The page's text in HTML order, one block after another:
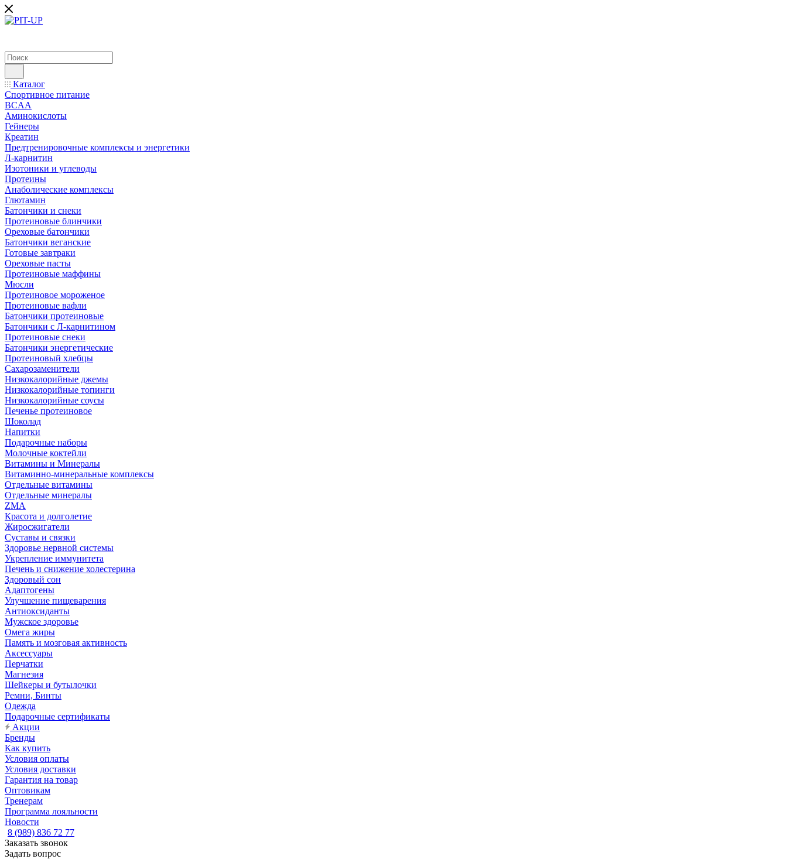
Каталог
Спортивное питание
BCAA
Аминокислоты
Гейнеры
Креатин
Предтренировочные комплексы и энергетики
Л-карнитин
Изотоники и углеводы
Протеины
Анаболические комплексы
Глютамин
Батончики и снеки
Протеиновые блинчики
Ореховые батончики
Батончики веганские
Готовые завтраки
Ореховые пасты
Протеиновые маффины
Мюсли
Протеиновое мороженое
Протеиновые вафли
Батончики протеиновые
Батончики с Л-карнитином
Протеиновые снеки
Батончики энергетические
Протеиновый хлебцы
Сахарозаменители
Низкокалорийные джемы
Низкокалорийные топинги
Низкокалорийные соусы
Печенье протеиновое
Шоколад
Напитки
Подарочные наборы
Молочные коктейли
Витамины и Минералы
Витаминно-минеральные комплексы
Отдельные витамины
Отдельные минералы
ZMA
Красота и долголетие
Жиросжигатели
Суставы и связки
Здоровье нервной системы
Укрепление иммунитета
Печень и снижение холестерина
Здоровый сон
Адаптогены
Улучшение пищеварения
Антиоксиданты
Мужское здоровье
Омега жиры
Память и мозговая активность
Аксессуары
Перчатки
Магнезия
Шейкеры и бутылочки
Ремни, Бинты
Одежда
Подарочные сертификаты
Акции
Бренды
Как купить
Условия оплаты
Условия доставки
Гарантия на товар
Оптовикам
Тренерам
Программа лояльности
Новости
8 (989) 836 72 77
Заказать звонок
Задать вопрос